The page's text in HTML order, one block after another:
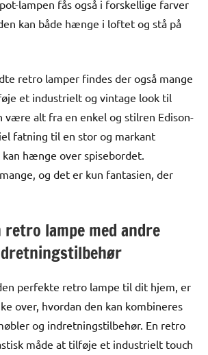
lampen fås også i forskellige farver
kan både hænge i loftet og stå på
retro lamper findes der også mange
et industrielt og vintage look til
være alt fra en enkel og stilren Edison-
fatning til en stor og markant
hænge over spisebordet.
og det er kun fantasien, der
retro lampe med andre
perfekte retro lampe til dit hjem, er
over, hvordan den kan kombineres
og indretningstilbehør. En retro
måde at tilføje et industrielt touch